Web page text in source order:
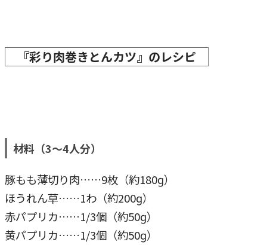
『彩り肉巻きとんカツ』のレシピ
材料（3～4人分）
豚もも薄切り肉……9枚（約180ɡ）
ほうれん草……1わ（約200ɡ）
赤パプリカ……1/3個（約50ɡ）
黄パプリカ……1/3個（約50ɡ）